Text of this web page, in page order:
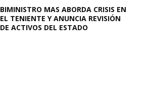
BIMINISTRO MAS ABORDA CRISIS EN
EL TENIENTE Y ANUNCIA REVISIÓN
DE ACTIVOS DEL ESTADO